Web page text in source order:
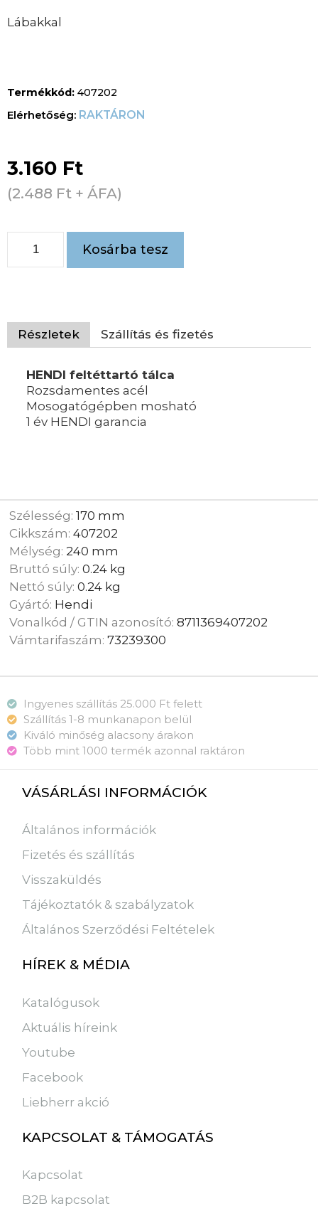
Lábakkal
Termékkód: 407202
RAKTÁRON
3.160 Ft
(2.488 Ft + ÁFA)
Kosárba tesz
Részletek Szállítás és fizetés
HENDI feltéttartó tálca
Rozsdamentes acél
Mosogatógépben mosható
1 év HENDI garancia
Szélesség:170 mm
Cikkszám:407202
Mélység: 240 mm
Bruttó súly:0.24 kg
Nettó súly:0.24 kg
Gyártó: Hendi
Vonalkód / GTIN azonosító:8711369407202
Vámtarifaszám:73239300
Ingyenes szállítás 25.000 Ft felett
Szállítás 1-8 munkanapon belül
Kiváló minőség alacsony árakon
Több mint 1000 termék azonnal raktáron
VÁSÁRLÁSI INFORMÁCIÓK
Általános információk
Fizetés és szállítás
Visszaküldés
Tájékoztatók & szabályzatok
Általános Szerződési Feltételek
HÍREK & MÉDIA
Katalógusok
Aktuális híreink
Youtube
Facebook
Liebherr akció
KAPCSOLAT & TÁMOGATÁS
Kapcsolat
B2B kapcsolat